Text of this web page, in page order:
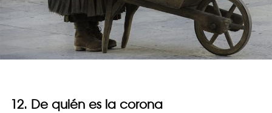
12. De quién es la corona